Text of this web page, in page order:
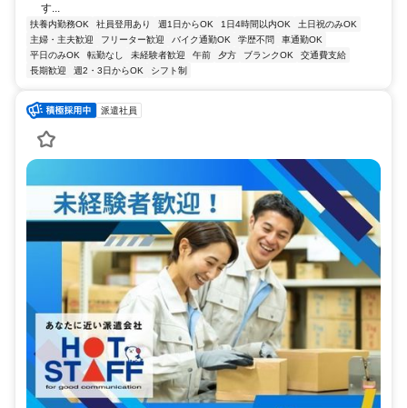
す...
扶養内勤務OK 社員登用あり 週1日からOK 1日4時間以内OK
土日祝のみOK
主婦・主夫歓迎
フリーター歓迎 バイク通勤OK 学歴不問
車通勤OK
平日のみOK
転勤なし 未経験者歓迎 午前 夕方 ブランクOK
交通費支給
長期歓迎
週2・3日からOK シフト制
派遣社員